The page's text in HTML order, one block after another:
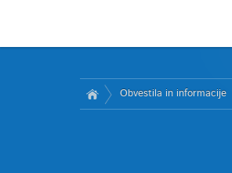
Obvestila in informacije